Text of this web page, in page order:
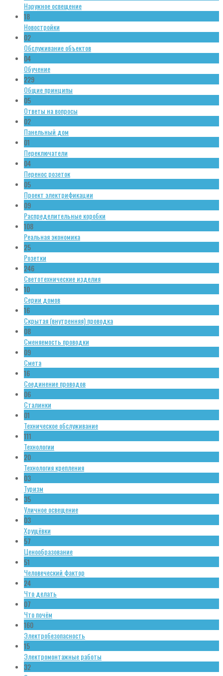
Наружное освещение
18
Новостройки
02
Обслуживание объектов
04
Обучение
229
Общие принципы
05
Ответы на вопросы
02
Панельный дом
01
Переключатели
04
Перенос розеток
05
Проект электрификации
09
Распределительные коробки
108
Реальная экономика
25
Розетки
246
Светотехнические изделия
10
Серии домов
16
Скрытая (внутренняя) проводка
08
Сменяемость проводки
09
Смета
16
Соединение проводов
06
Сталинки
01
Техническое обслуживание
111
Технологии
20
Технология крепления
03
Туризм
35
Уличное освещение
03
Хрущёвки
57
Ценообразование
51
Человеческий фактор
24
Что делать
07
Что почём
160
Электробезопасность
15
Электромонтажные работы
32